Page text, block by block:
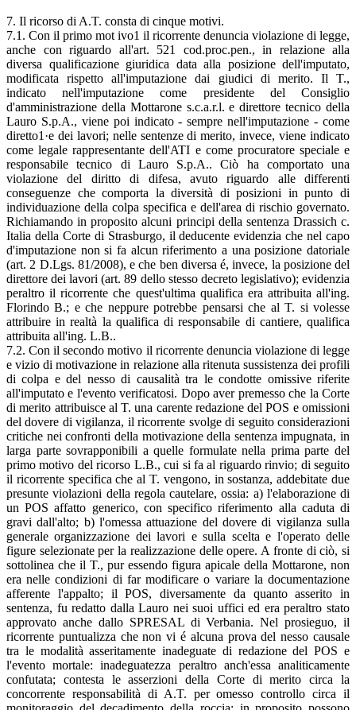
7. Il ricorso di A.T. consta di cinque motivi.
7.1. Con il primo mot ivo1 il ricorrente denuncia violazione di legge,
anche con riguardo all'art. 521 cod.proc.pen., in relazione alla
diversa qualificazione giuridica data alla posizione dell'imputato,
modificata rispetto all'imputazione dai giudici di merito. Il T.,
indicato nell'imputazione come presidente del Consiglio
d'amministrazione della Mottarone s.c.a.r.l. e direttore tecnico della
Lauro S.p.A., viene poi indicato - sempre nell'imputazione - come
diretto1·e dei lavori; nelle sentenze di merito, invece, viene indicato
come legale rappresentante dell'ATI e come procuratore speciale e
responsabile tecnico di Lauro S.p.A.. Ciò ha comportato una
violazione del diritto di difesa, avuto riguardo alle differenti
conseguenze che comporta la diversità di posizioni in punto di
individuazione della colpa specifica e dell'area di rischio governato.
Richiamando in proposito alcuni principi della sentenza Drassich c.
Italia della Corte di Strasburgo, il deducente evidenzia che nel capo
d'imputazione non si fa alcun riferimento a una posizione datoriale
(art. 2 D.Lgs. 81/2008), e che ben diversa é, invece, la posizione del
direttore dei lavori (art. 89 dello stesso decreto legislativo); evidenzia
peraltro il ricorrente che quest'ultima qualifica era attribuita all'ing.
Florindo B.; e che neppure potrebbe pensarsi che al T. si volesse
attribuire in realtà la qualifica di responsabile di cantiere, qualifica
attribuita all'ing. L.B..
7.2. Con il secondo motivo il ricorrente denuncia violazione di legge
e vizio di motivazione in relazione alla ritenuta sussistenza dei profili
di colpa e del nesso di causalità tra le condotte omissive riferite
all'imputato e l'evento verificatosi. Dopo aver premesso che la Corte
di merito attribuisce al T. una carente redazione del POS e omissioni
del dovere di vigilanza, il ricorrente svolge di seguito considerazioni
critiche nei confronti della motivazione della sentenza impugnata, in
larga parte sovrapponibili a quelle formulate nella prima parte del
primo motivo del ricorso L.B., cui si fa al riguardo rinvio; di seguito
il ricorrente specifica che al T. vengono, in sostanza, addebitate due
presunte violazioni della regola cautelare, ossia: a) l'elaborazione di
un POS affatto generico, con specifico riferimento alla caduta di
gravi dall'alto; b) l'omessa attuazione del dovere di vigilanza sulla
generale organizzazione dei lavori e sulla scelta e l'operato delle
figure selezionate per la realizzazione delle opere. A fronte di ciò, si
sottolinea che il T., pur essendo figura apicale della Mottarone, non
era nelle condizioni di far modificare o variare la documentazione
afferente l'appalto; il POS, diversamente da quanto asserito in
sentenza, fu redatto dalla Lauro nei suoi uffici ed era peraltro stato
approvato anche dallo SPRESAL di Verbania. Nel prosieguo, il
ricorrente puntualizza che non vi é alcuna prova del nesso causale
tra le modalità asseritamente inadeguate di redazione del POS e
l'evento mortale: inadeguatezza peraltro anch'essa analiticamente
confutata; contesta le asserzioni della Corte di merito circa la
concorrente responsabilità di A.T. per omesso controllo circa il